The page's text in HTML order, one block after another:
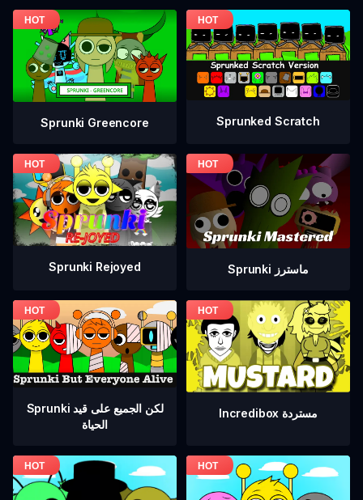
Sprunki Greencore Sprunked Scratch
Sprunki Rejoyed Sprunki ماسترز
Sprunki لكن الجميع على قيد
الحياة
Incredibox مستردة